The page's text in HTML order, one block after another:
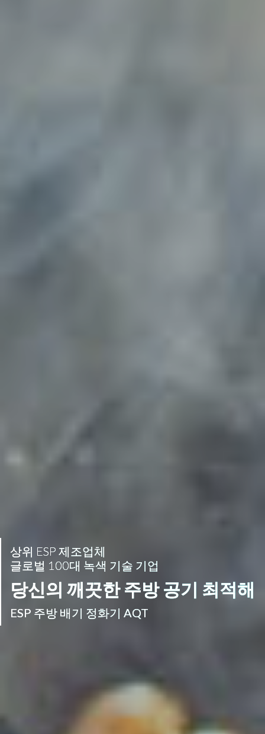
상위 ESP 제조업체
글로벌 100대 녹색 기술 기업
당신의 깨끗한 주방 공기 최적해
ESP 주방 배기 정화기 AQT